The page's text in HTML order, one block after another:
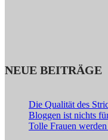
NEUE BEITRÄGE
Die Qualität des
Bloggen ist nichts
Tolle Frauen